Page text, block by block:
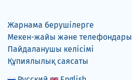
Жарнама берушілерге
Мекен-жайы және телефондары
Пайдаланушы келісімі
Құпиялылық саясаты